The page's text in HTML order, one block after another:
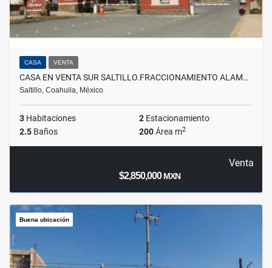
CASA VENTA
CASA EN VENTA SUR SALTILLO.FRACCIONAMIENTO ALAM…
Saltillo, Coahuila, México
3 Habitaciones 2 Estacionamiento
2.5 Baños 200Área m2
Venta
$2,850,000MXN
Buena ubicación